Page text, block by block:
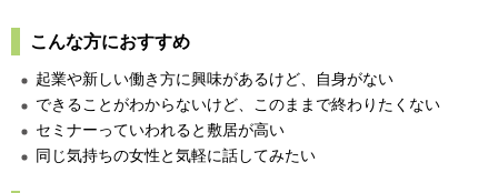
こんな方におすすめ
起業や新しい働き方に興味があるけど、自身がない
できることがわからないけど、このままで終わりたくない
セミナーっていわれると敷居が高い
同じ気持ちの女性と気軽に話してみたい